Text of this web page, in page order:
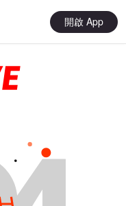
開啟 App